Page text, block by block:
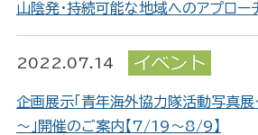
山陰発・持続可能な地域へのアプロー
2022.07.14
企画展示「青年海外協力隊活動写真
～」開催のご案内【7/19～8/9】